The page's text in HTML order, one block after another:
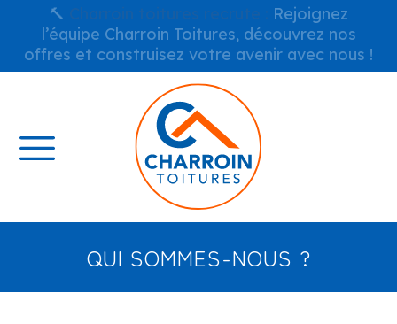
🔨
Rejoignez
l’équipe Charroin Toitures, découvrez nos
offres et construisez votre avenir avec nous !
QUI SOMMES-NOUS ?